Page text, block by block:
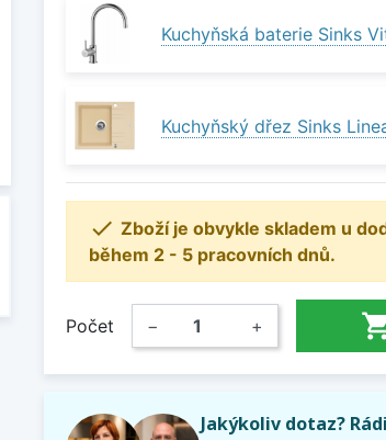
Kuchyňská baterie Sinks
Kuchyňský dřez Sinks
 Zboží je obvykle skladem u
během 2 - 5 pracovních dnů.
Počet − +
Jakýkoliv dotaz?